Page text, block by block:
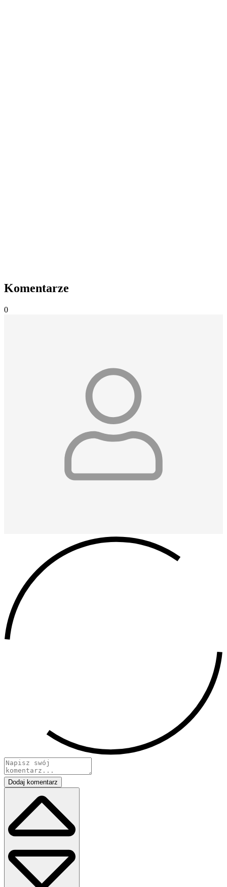
Komentarze
0
Dodaj komentarz